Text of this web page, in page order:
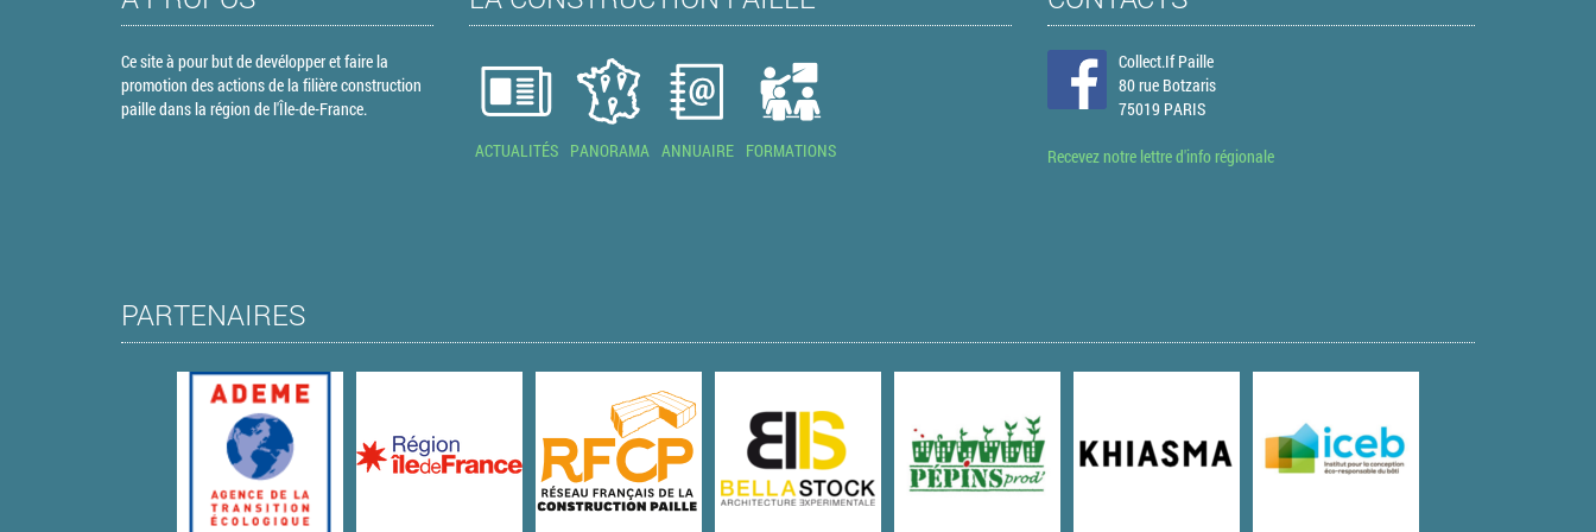
Ce site à pour but de devélopper et faire la
promotion des actions de la filière construction
paille dans la région de l'Île-de-France.
ACTUALITÉS PANORAMA ANNUAIRE FORMATIONS
Collect.If Paille
80 rue Botzaris
75019 PARIS
Recevez notre lettre d'info régionale
PARTENAIRES